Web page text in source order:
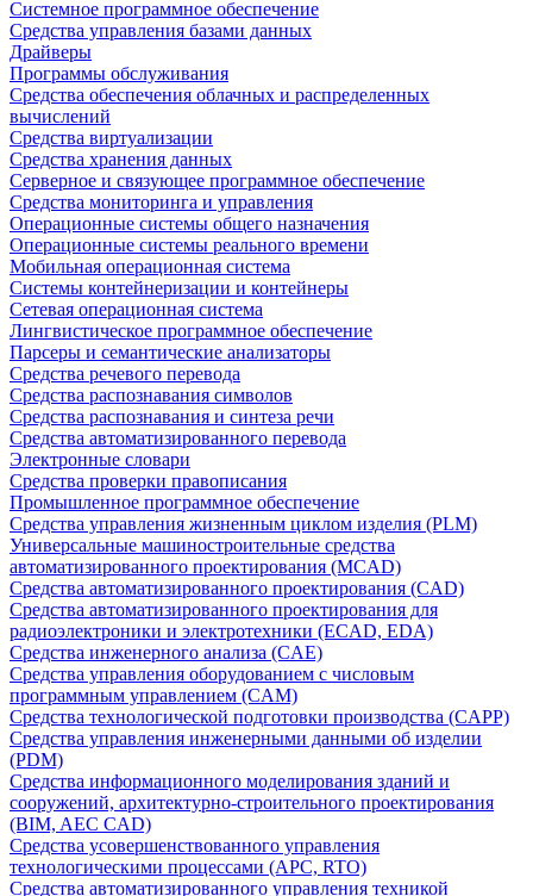
Системное программное обеспечение
Средства управления базами данных
Драйверы
Программы обслуживания
Средства обеспечения облачных и распределенных
вычислений
Средства виртуализации
Средства хранения данных
Серверное и связующее программное обеспечение
Средства мониторинга и управления
Операционные системы общего назначения
Операционные системы реального времени
Мобильная операционная система
Системы контейнеризации и контейнеры
Сетевая операционная система
Лингвистическое программное обеспечение
Парсеры и семантические анализаторы
Средства речевого перевода
Средства распознавания символов
Средства распознавания и синтеза речи
Средства автоматизированного перевода
Электронные словари
Средства проверки правописания
Промышленное программное обеспечение
Средства управления жизненным циклом изделия (PLM)
Универсальные машиностроительные средства
автоматизированного проектирования (MCAD)
Средства автоматизированного проектирования (CAD)
Средства автоматизированного проектирования для
радиоэлектроники и электротехники (ECAD, EDA)
Средства инженерного анализа (CAE)
Средства управления оборудованием с числовым
программным управлением (CAM)
Средства технологической подготовки производства (CAPP)
Средства управления инженерными данными об изделии
(PDM)
Средства информационного моделирования зданий и
сооружений, архитектурно-строительного проектирования
(BIM, AEC CAD)
Средства усовершенствованного управления
технологическими процессами (APC, RTO)
Средства автоматизированного управления техникой